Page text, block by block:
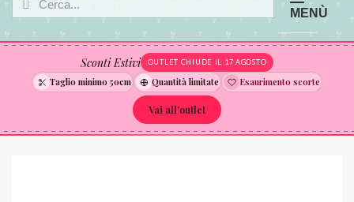
MENÙ
Sconti Estivi OUTLET CHIUDE IL 17 AGOSTO
Taglio minimo 50cm Quantità limitate Esaurimento scorte
Vai all'outlet